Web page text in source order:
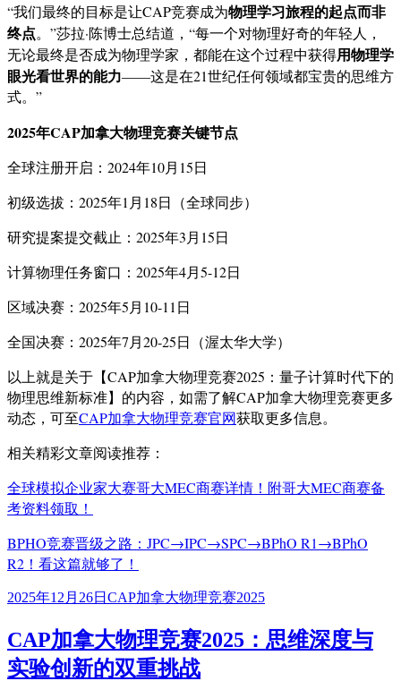
“我们最终的目标是让CAP竞赛成为物理学习旅程的起点而非
终点。”莎拉·陈博士总结道，“每一个对物理好奇的年轻人，
无论最终是否成为物理学家，都能在这个过程中获得用物理学
眼光看世界的能力——这是在21世纪任何领域都宝贵的思维方
式。”
2025年CAP加拿大物理竞赛关键节点
全球注册开启：2024年10月15日
初级选拔：2025年1月18日（全球同步）
研究提案提交截止：2025年3月15日
计算物理任务窗口：2025年4月5-12日
区域决赛：2025年5月10-11日
全国决赛：2025年7月20-25日（渥太华大学）
以上就是关于【CAP加拿大物理竞赛2025：量子计算时代下的
物理思维新标准】的内容，如需了解CAP加拿大物理竞赛更多
动态，可至CAP加拿大物理竞赛官网获取更多信息。
相关精彩文章阅读推荐：
全球模拟企业家大赛哥大MEC商赛详情！附哥大MEC商赛备
考资料领取！
BPHO竞赛晋级之路：JPC→IPC→SPC→BPhO R1→BPhO
R2！看这篇就够了！
发
于
2025年12月26日 标
CAP加拿大物理竞赛2025
CAP加拿大物理竞赛2025：思维深度与
实验创新的双重挑战